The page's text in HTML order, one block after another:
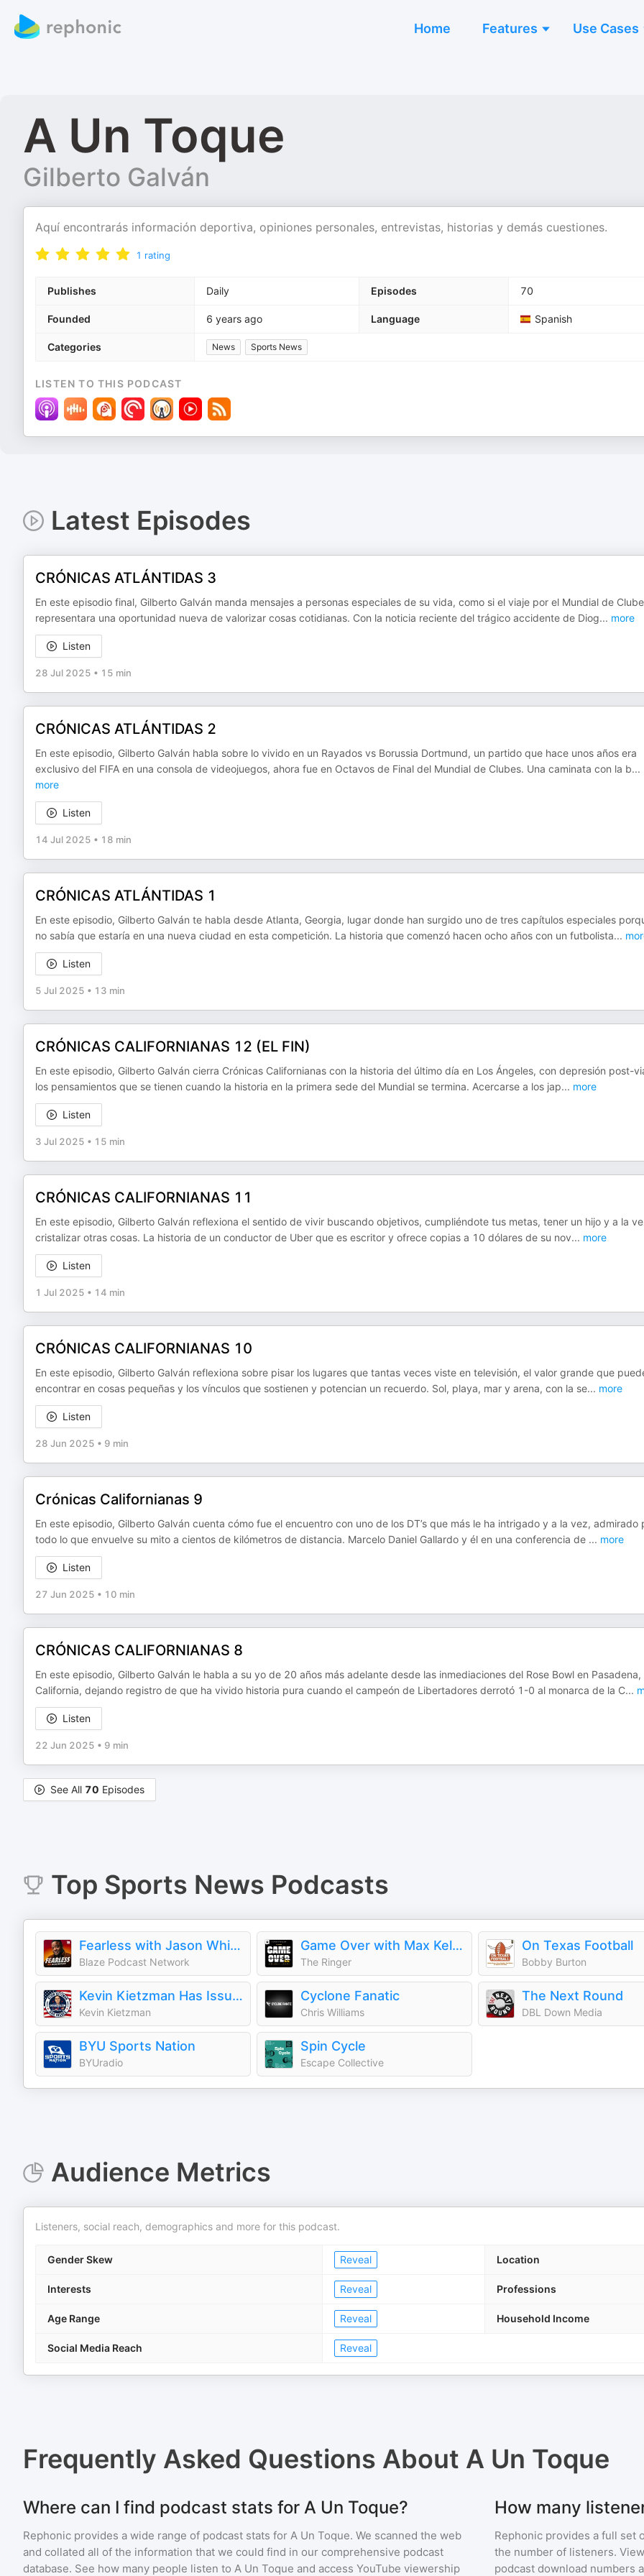
Home Features Use Cases
A Un Toque
Gilberto Galván
Aquí encontrarás información deportiva, opiniones personales, entrevistas, historias y demás cuestiones.
1 rating
Publishes Daily Episodes 70
Founded 6 years ago Language Spanish
Categories News Sports News
LISTEN TO THIS PODCAST
Latest Episodes
CRÓNICAS ATLÁNTIDAS 3
En este episodio final, Gilberto Galván manda mensajes a personas especiales de su vida, como si el viaje por el Mundial de
representara una oportunidad nueva de valorizar cosas cotidianas. Con la noticia reciente del trágico accidente de Diog... more
Listen
28 Jul 2025 • 15 min
CRÓNICAS ATLÁNTIDAS 2
En este episodio, Gilberto Galván habla sobre lo vivido en un Rayados vs Borussia Dortmund, un partido que hace unos años era
exclusivo del FIFA en una consola de videojuegos, ahora fue en Octavos de Final del Mundial de Clubes. Una caminata con la b...
more
Listen
14 Jul 2025 • 18 min
CRÓNICAS ATLÁNTIDAS 1
En este episodio, Gilberto Galván te habla desde Atlanta, Georgia, lugar donde han surgido uno de tres capítulos especiales
no sabía que estaría en una nueva ciudad en esta competición. La historia que comenzó hacen ocho años con un futbolista...
Listen
5 Jul 2025 • 13 min
CRÓNICAS CALIFORNIANAS 12 (EL FIN)
En este episodio, Gilberto Galván cierra Crónicas Californianas con la historia del último día en Los Ángeles, con depresión post-
los pensamientos que se tienen cuando la historia en la primera sede del Mundial se termina. Acercarse a los jap... more
Listen
3 Jul 2025 • 15 min
CRÓNICAS CALIFORNIANAS 11
En este episodio, Gilberto Galván reflexiona el sentido de vivir buscando objetivos, cumpliéndote tus metas, tener un hijo y a la
cristalizar otras cosas. La historia de un conductor de Uber que es escritor y ofrece copias a 10 dólares de su nov... more
Listen
1 Jul 2025 • 14 min
CRÓNICAS CALIFORNIANAS 10
En este episodio, Gilberto Galván reflexiona sobre pisar los lugares que tantas veces viste en televisión, el valor grande que
encontrar en cosas pequeñas y los vínculos que sostienen y potencian un recuerdo. Sol, playa, mar y arena, con la se... more
Listen
28 Jun 2025 • 9 min
Crónicas Californianas 9
En este episodio, Gilberto Galván cuenta cómo fue el encuentro con uno de los DT’s que más le ha intrigado y a la vez, admirado
todo lo que envuelve su mito a cientos de kilómetros de distancia. Marcelo Daniel Gallardo y él en una conferencia de ... more
Listen
27 Jun 2025 • 10 min
CRÓNICAS CALIFORNIANAS 8
En este episodio, Gilberto Galván le habla a su yo de 20 años más adelante desde las inmediaciones del Rose Bowl en Pasadena,
California, dejando registro de que ha vivido historia pura cuando el campeón de Libertadores derrotó 1-0 al monarca de la C...
Listen
22 Jun 2025 • 9 min
See All 70 Episodes
Top Sports News Podcasts
Fearless with Jason Whitlock
Blaze Podcast Network
Game Over with Max Kellerman and Rich Paul
The Ringer
On Texas Football
Bobby Burton
Kevin Kietzman Has Issues
Kevin Kietzman
Cyclone Fanatic
Chris Williams
The Next Round
DBL Down Media
BYU Sports Nation
BYUradio
Spin Cycle
Escape Collective
Audience Metrics
Listeners, social reach, demographics and more for this podcast.
Gender Skew Reveal Location
Interests Reveal Professions
Age Range Reveal Household Income
Social Media Reach Reveal
Frequently Asked Questions About A Un Toque
Where can I find podcast stats for A Un Toque?
Rephonic provides a wide range of podcast stats for A Un Toque. We scanned the web
and collated all of the information that we could find in our comprehensive podcast
database. See how many people listen to A Un Toque and access YouTube viewership
How many
Rephonic provides a full set
the number of listeners.
podcast download numbers